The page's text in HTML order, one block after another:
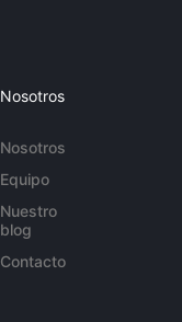
Nosotros
Nosotros
Equipo
Nuestro
blog
Contacto